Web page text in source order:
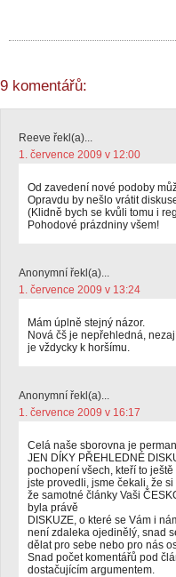
9 komentářů:
Reeve řekl(a)...
1. července 2009 v 12:00
Od zavedení nové podoby
Opravdu by nešlo vrátit
(Klidně bych se kvůli tomu i
Pohodové prázdniny všem!
Anonymní řekl(a)...
1. července 2009 v 13:24
Mám úplně stejný názor.
Nová čš je nepřehledná,
je vždycky k horšímu.
Anonymní řekl(a)...
1. července 2009 v 16:17
Celá naše sborovna je
JEN DÍKY PŘEHLEDNÉ
pochopení všech, kteří to
jste provedli, jsme čekali, že
že samotné články Vaši
byla právě
DISKUZE, o které se Vám i
není zdaleka ojedinělý, snad
dělat pro sebe nebo pro nás
Snad počet komentářů pod
dostačujícím argumentem.